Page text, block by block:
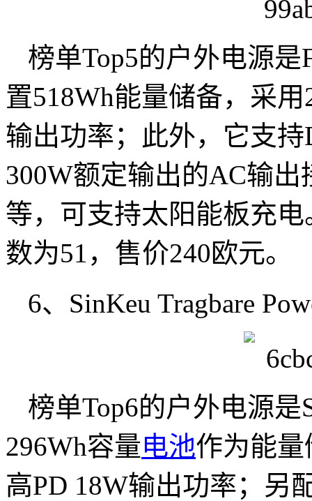
榜单Top5的户外电源
置518Wh能量储备，采
输出功率；此外，它支
300W额定输出的AC输
等，可支持太阳能板充
数为51，售价240欧元。
6、SinKeu Tragbare
榜单Top6的户外电源
296Wh容量电池作为能
高PD 18W输出功率；另